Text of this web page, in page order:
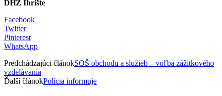
DHZ Ihrište
Facebook
Twitter
Pinterest
WhatsApp
Predchádzajúci článokSOŠ obchodu a služieb – voľba zážitkového
vzdelávania
Ďalší článokPolícia informuje